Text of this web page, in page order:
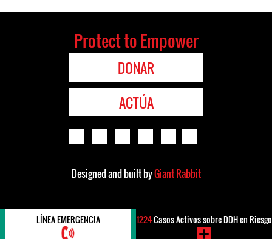
Protect to Empower
DONAR
ACTÚA
Designed and built byGiant Rabbit
LÍNEA EMERGENCIA 1224Casos Activos sobre DDH en Riesgo